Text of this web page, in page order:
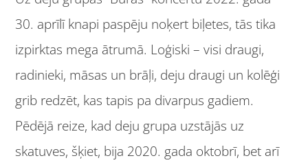
30. aprīlī knapi paspēju noķert biļetes, tās tika
izpirktas mega ātrumā. Loģiski – visi draugi,
radinieki, māsas un brāļi, deju draugi un kolēģi
grib redzēt, kas tapis pa divarpus gadiem.
Pēdējā reize, kad deju grupa uzstājās uz
skatuves, šķiet, bija 2020. gada oktobrī, bet arī